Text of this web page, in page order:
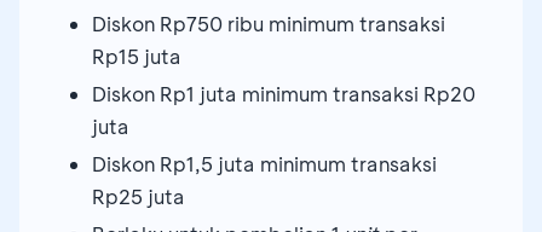
Diskon Rp750 ribu minimum transaksi
Rp15 juta
Diskon Rp1 juta minimum transaksi Rp20
juta
Diskon Rp1,5 juta minimum transaksi
Rp25 juta